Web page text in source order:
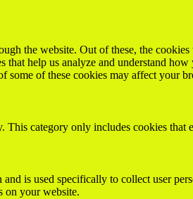
the website. Out of these, the
help us analyze and understand
some of these cookies may affect your
category only includes cookies
is used specifically to collect user
on your website.